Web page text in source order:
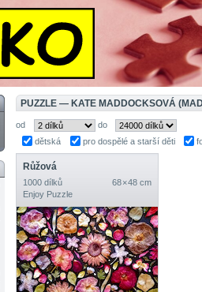
PUZZLE — KATE MADDOCKSOVÁ
od
do
dětská
pro dospělé a starší děti
Růžová
1000 dílků
68 × 48 cm
Enjoy Puzzle